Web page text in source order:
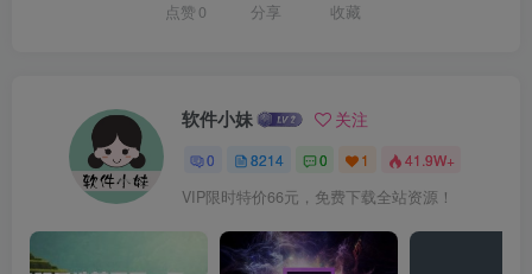
点赞 0 分享 收藏
软件小妹 关注
0 8214 0 1 41.9W+
VIP限时特价66元，免费下载全站资源！